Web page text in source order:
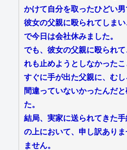
かけて自分を取ったひどい男
彼女の父親に殴られてしま
で今日は会社休みました。
でも、彼女の父親に殴られ
れも止めようとしなかったこ
すぐに手が出た父親に、む
間違っていないかったんだ
た。
結局、実家に送られてきた
の上において、申し訳あり
ません。